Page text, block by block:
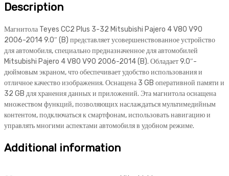
Pajero
V80
V90
2006-
2014
9.0"
(B)
quantity
Description
Магнитола Teyes CC2 Plus 3-32 Mitsubishi Pajero 4 V80 V90
2006-2014 9.0″ (B) представляет усовершенствованное устройство
для автомобиля, специально предназначенное для автомобилей
Mitsubishi Pajero 4 V80 V90 2006-2014 (B). Обладает 9.0″-
дюймовым экраном, что обеспечивает удобство использования и
отличное качество изображения. Оснащена 3 GB оперативной памяти и
32 GB для хранения данных и приложений. Эта магнитола оснащена
множеством функций, позволяющих наслаждаться мультимедийным
контентом, подключаться к смартфонам, использовать навигацию и
управлять многими аспектами автомобиля в удобном режиме.
Additional information